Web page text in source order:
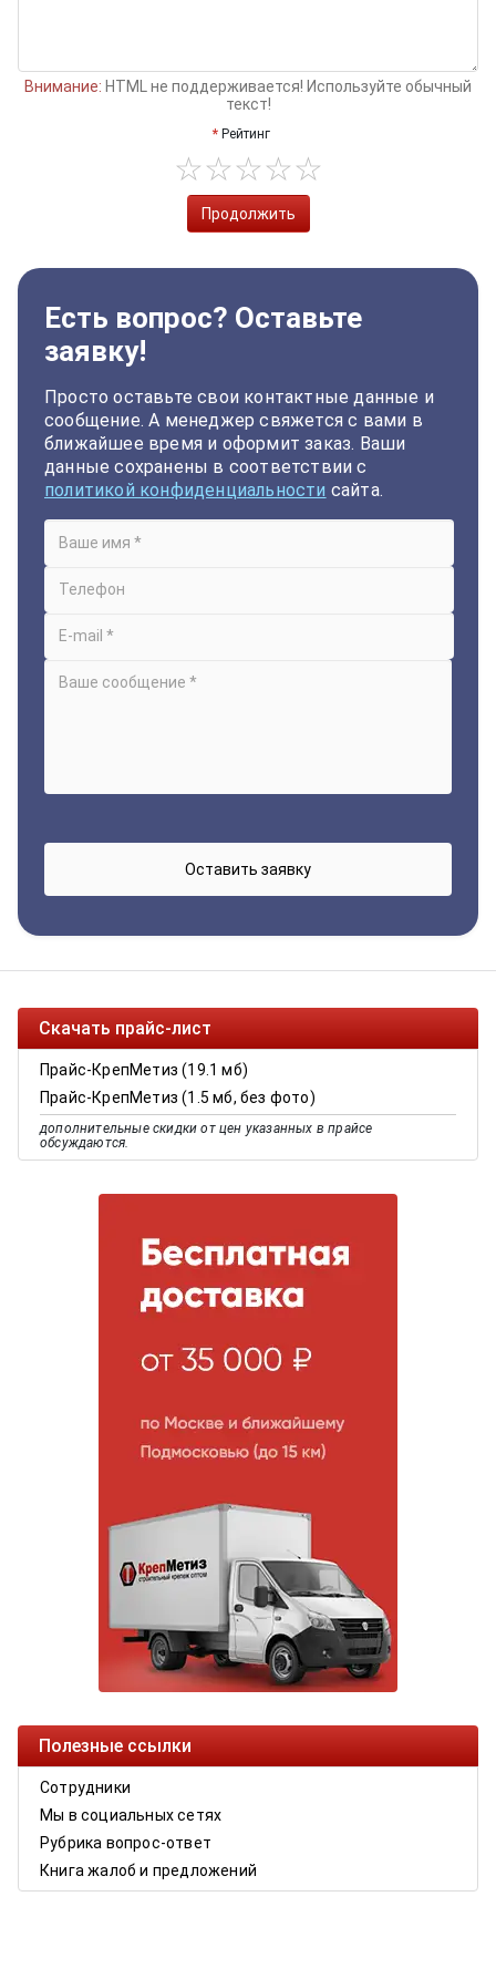
Внимание: HTML не поддерживается! Используйте обычный
текст!
Рейтинг
Продолжить
Есть вопрос? Оставьте
заявку!
Просто оставьте свои контактные данные и
сообщение. А менеджер свяжется с вами в
ближайшее время и оформит заказ. Ваши
данные сохранены в соответствии с
политикой конфиденциальности сайта.
Скачать прайс-лист
Прайс-КрепМетиз (19.1 мб)
Прайс-КрепМетиз (1.5 мб, без фото)
дополнительные скидки от цен указанных в прайсе
обсуждаются.
Полезные ссылки
Сотрудники
Мы в социальных сетях
Рубрика вопрос-ответ
Книга жалоб и предложений